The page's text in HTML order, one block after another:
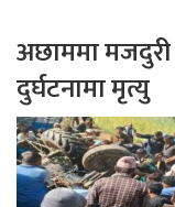
अछाममा मजदुरी
दुर्घटनामा मृत्यु